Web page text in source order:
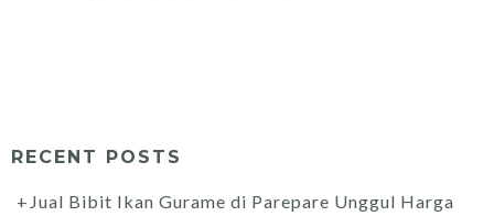
RECENT POSTS
Jual Bibit Ikan Gurame di Parepare Unggul Harga